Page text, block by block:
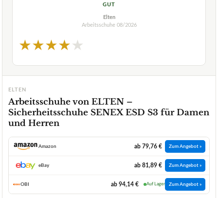
GUT
Elten
Arbeitsschuhe 08/2026
★★★★★
ELTEN
Arbeitsschuhe von ELTEN –
Sicherheitsschuhe SENEX ESD S3 für Damen
und Herren
Amazon ab 79,76 € Zum Angebot »
eBay ab 81,89 € Zum Angebot »
OBI ab 94,14 € Auf Lager Zum Angebot »